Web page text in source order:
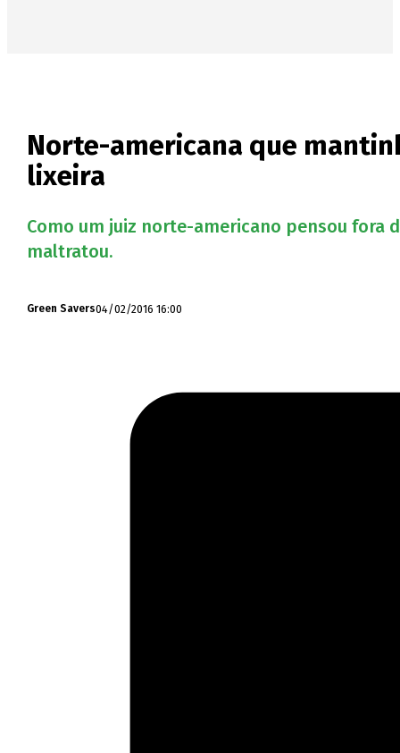
Norte-americana que
lixeira
Como um juiz norte-americano pensou fora
maltratou.
Green Savers04/02/2016 16:00